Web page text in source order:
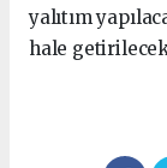
yalıtım
hale